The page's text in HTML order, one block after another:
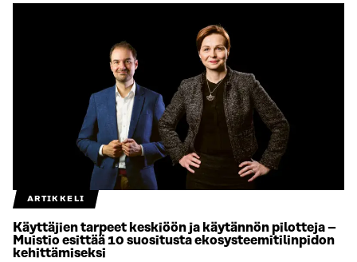
ARTIKKELI
Käyttäjien tarpeet keskiöön ja käytännön pilotteja –
Muistio esittää 10 suositusta ekosysteemitilinpidon
kehittämiseksi